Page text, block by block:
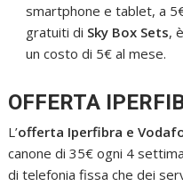
smartphone e tablet, a
gratuiti di Sky Box Sets,
un costo di 5€ al mese.
OFFERTA
L’offerta Iperfibra e
canone di 35€ ogni 4
di telefonia fissa che dei